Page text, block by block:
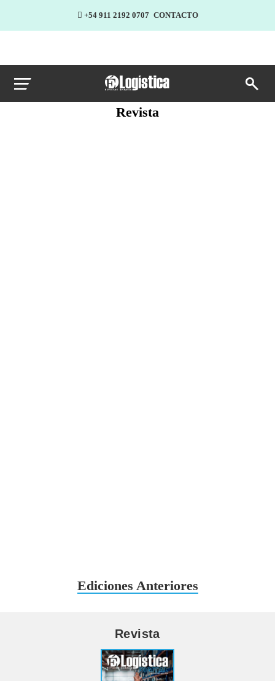
+54 911 2192 0707 CONTACTO
Revista
Ediciones Anteriores
Revista